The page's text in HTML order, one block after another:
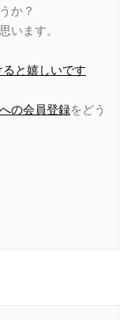
か？
います。
と嬉しいです
の会員登録をどう